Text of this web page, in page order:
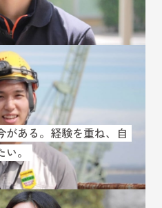
ある。経験を重ね、自
。